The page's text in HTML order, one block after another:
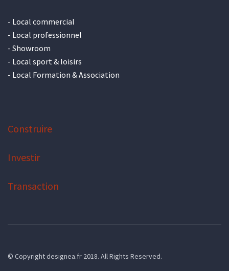
- Local commercial
- Local professionnel
- Showroom
- Local sport & loisirs
- Local Formation & Association
Construire
Investir
Transaction
© Copyright designea.fr 2018. All Rights Reserved.